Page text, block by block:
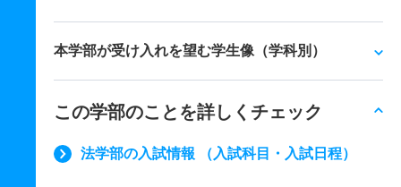
本学部が受け入れを望む学生像（学科別）
この学部のことを詳しくチェック
法学部の入試情報 （入試科目・入試日程）